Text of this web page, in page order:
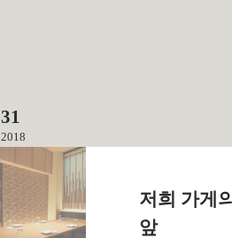
31
2018
저희 가게
앞